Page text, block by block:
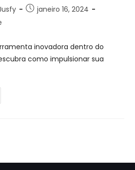
janeiro 16, 2024
inovadora dentro do
como impulsionar sua